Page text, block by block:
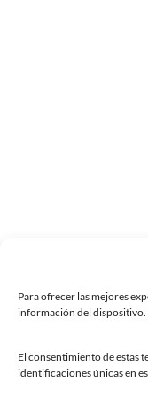
Para ofrecer las mejores
información del dispositivo.
El consentimiento de estas
identificaciones únicas en